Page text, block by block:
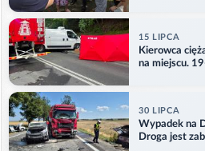
15 LIPCA
Kierowca
na miejscu.
30 LIPCA
Wypadek na
Droga jest